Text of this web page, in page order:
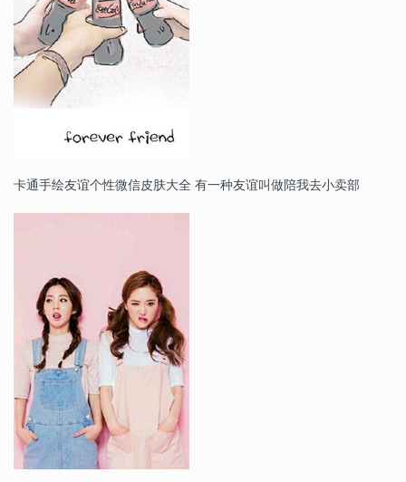
卡通手绘友谊个性微信皮肤大全 有一种友谊叫做陪我去小卖部